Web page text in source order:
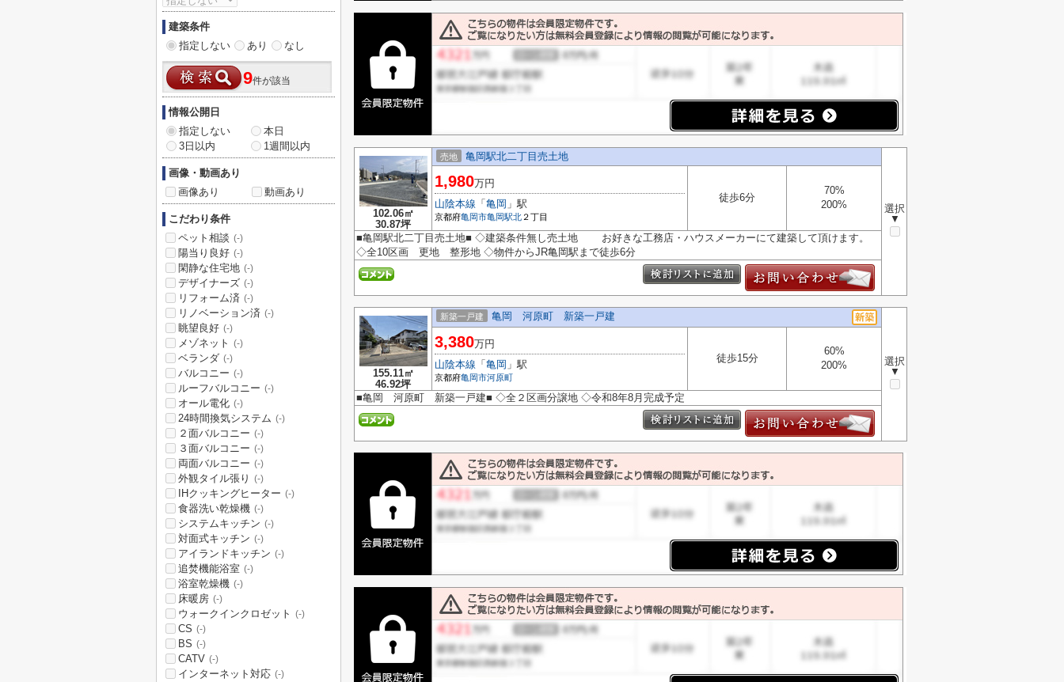
102.06㎡
30.87坪
売地 亀岡駅北二丁目売土地
選択
▼
1,980万円
山陰本線 「 亀岡 」駅
京都府亀岡市亀岡駅北 ２丁目
徒歩6分
70%
200%
■亀岡駅北二丁目売土地■ ◇建築条件無し売土地 お好きな工務店・ハウスメーカーにて建築して頂けます。
◇全10区画 更地 整形地 ◇物件からJR亀岡駅まで徒歩6分
155.11㎡
46.92坪
新築一戸建 亀岡 河原町 新築一戸建
選択
▼
3,380万円
山陰本線 「 亀岡 」駅
京都府亀岡市河原町
徒歩15分
60%
200%
■亀岡 河原町 新築一戸建■ ◇全２区画分譲地 ◇令和8年8月完成予定
建築条件
指定しない
あり なし
9件が該当
情報公開日
指定しない
本日
3日以内
1週間以内
画像・動画あり
画像あり
動画あり
こだわり条件
ペット相談 (-)
陽当り良好 (-)
閑静な住宅地 (-)
デザイナーズ (-)
リフォーム済 (-)
リノベーション済 (-)
眺望良好 (-)
メゾネット (-)
ベランダ (-)
バルコニー (-)
ルーフバルコニー (-)
オール電化 (-)
24時間換気システム (-)
２面バルコニー (-)
３面バルコニー (-)
両面バルコニー (-)
外観タイル張り (-)
IHクッキングヒーター (-)
食器洗い乾燥機 (-)
システムキッチン (-)
対面式キッチン (-)
アイランドキッチン (-)
追焚機能浴室 (-)
浴室乾燥機 (-)
床暖房 (-)
ウォークインクロゼット (-)
CS (-)
BS (-)
CATV (-)
インターネット対応 (-)